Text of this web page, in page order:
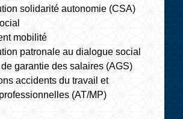
solidarité autonomie (CSA)
mobilité
patronale au dialogue social
garantie des salaires (AGS)
accidents du travail et
(AT/MP)